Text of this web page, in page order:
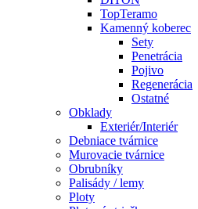
TopTeramo
Kamenný koberec
Sety
Penetrácia
Pojivo
Regenerácia
Ostatné
Obklady
Exteriér/Interiér
Debniace tvárnice
Murovacie tvárnice
Obrubníky
Palisády / lemy
Ploty